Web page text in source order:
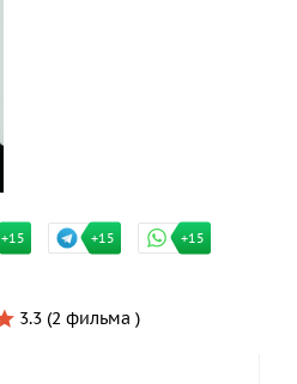
+15 +15 +15
3.3 (2 фильма )